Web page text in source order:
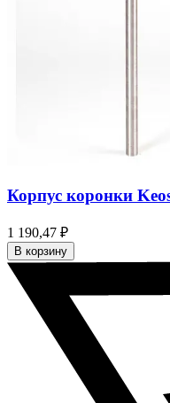
Корпус коронки
1 190,47 ₽
В корзину